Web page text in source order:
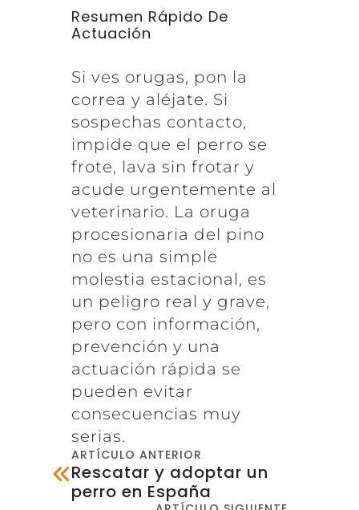
Resumen Rápido De
Actuación
Si ves orugas, pon la
correa y aléjate. Si
sospechas contacto,
impide que el perro se
frote, lava sin frotar y
acude urgentemente al
veterinario. La oruga
procesionaria del pino
no es una simple
molestia estacional, es
un peligro real y grave,
pero con información,
prevención y una
actuación rápida se
pueden evitar
consecuencias muy
serias.
ARTÍCULO ANTERIOR
Rescatar y adoptar un
perro en España